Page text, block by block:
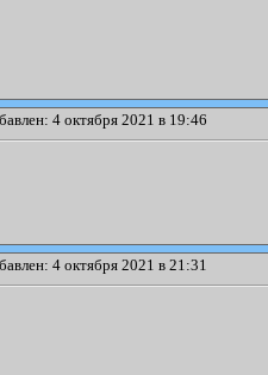
4 октября 2021 в 19:46
4 октября 2021 в 21:31